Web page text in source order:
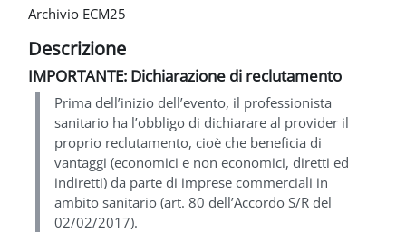
Archivio ECM25
Descrizione
IMPORTANTE: Dichiarazione di reclutamento
Prima dell’inizio dell’evento, il professionista
sanitario ha l’obbligo di dichiarare al provider il
proprio reclutamento, cioè che beneficia di
vantaggi (economici e non economici, diretti ed
indiretti) da parte di imprese commerciali in
ambito sanitario (art. 80 dell’Accordo S/R del
02/02/2017).